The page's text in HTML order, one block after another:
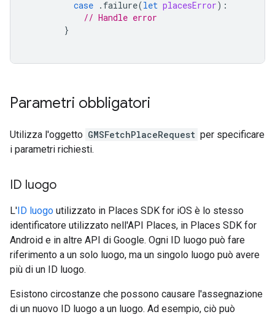
case . failure(let placesError):
// Handle error
}
Parametri obbligatori
Utilizza l'oggetto GMSFetchPlaceRequest per specificare
i parametri richiesti.
ID luogo
L'ID luogo utilizzato in Places SDK for iOS è lo stesso
identificatore utilizzato nell'API Places, in Places SDK for
Android e in altre API di Google. Ogni ID luogo può fare
riferimento a un solo luogo, ma un singolo luogo può avere
più di un ID luogo.
Esistono circostanze che possono causare l'assegnazione
di un nuovo ID luogo a un luogo. Ad esempio, ciò può